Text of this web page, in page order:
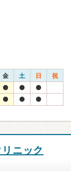
金 土 日 祝
ニック